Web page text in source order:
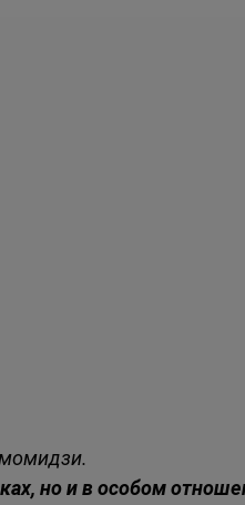
но и в особом